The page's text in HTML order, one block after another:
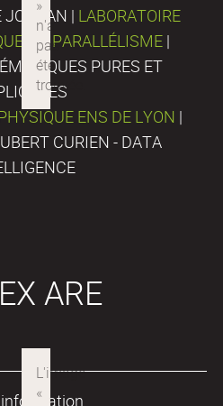
| LABORATOIRE
DU PARALLÉLISME |
PURES ET
ENS DE LYON |
CURIEN - DATA
ARE